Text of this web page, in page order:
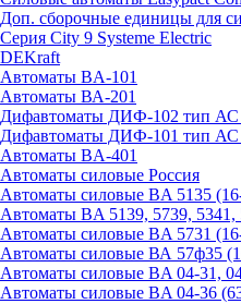
Доп. сборочные единицы для
Серия City 9 Systeme Electric
DEKraft
Автоматы BA-101
Автоматы ВА-201
Дифавтоматы ДИФ-102 тип АС
Дифавтоматы ДИФ-101 тип АС
Автоматы BA-401
Автоматы силовые Россия
Автоматы силовые BA 5135
Автоматы BA 5139, 5739, 5341,
Автоматы силовые BA 5731
Автоматы силовые ВА 57ф35
Автоматы силовые BA 04-31,
Автоматы силовые BA 04-36